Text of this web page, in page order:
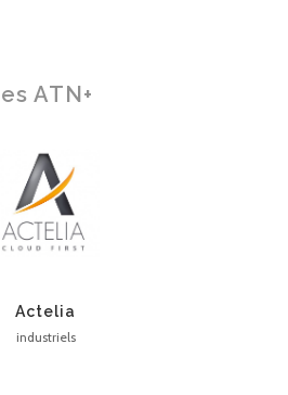
ATN+
Actelia
industriels